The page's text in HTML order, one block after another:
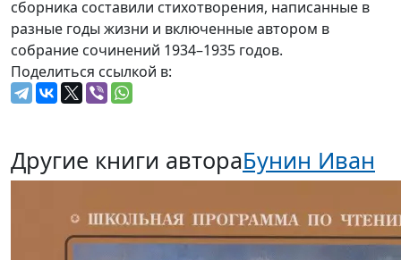
сборника составили стихотворения, написанные в
разные годы жизни и включенные автором в
собрание сочинений 1934–1935 годов.
Поделиться ссылкой в:
Другие книги автораБунин Иван